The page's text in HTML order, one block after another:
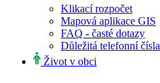
Klikací rozpočet
Mapová aplikace GIS
FAQ - časté dotazy
Důležitá telefonní čísla
Život v obci